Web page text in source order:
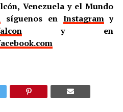
Venezuela y el Mundo
síguenos en Instagramy
y en